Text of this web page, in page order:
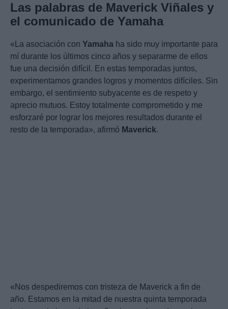
Las palabras de Maverick Viñales y
el comunicado de Yamaha
«La asociación con Yamaha ha sido muy importante para
mí durante los últimos cinco años y separarme de ellos
fue una decisión difícil. En estas temporadas juntos,
experimentamos grandes logros y momentos difíciles. Sin
embargo, el sentimiento subyacente es de respeto y
aprecio mutuos. Estoy totalmente comprometido y me
esforzaré por lograr los mejores resultados durante el
resto de la temporada», afirmó Maverick.
«Nos despediremos con tristeza de Maverick a fin de
año. Estamos en la mitad de nuestra quinta temporada